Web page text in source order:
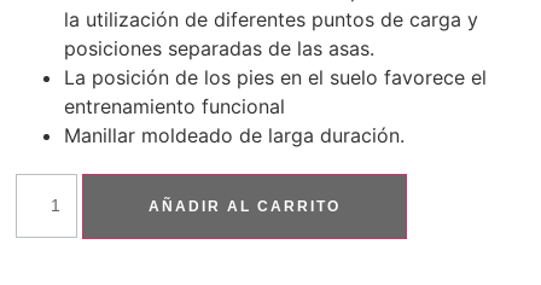
la utilización de diferentes puntos de carga y
posiciones separadas de las asas.
La posición de los pies en el suelo favorece el
entrenamiento funcional
Manillar moldeado de larga duración.
AÑADIR AL CARRITO